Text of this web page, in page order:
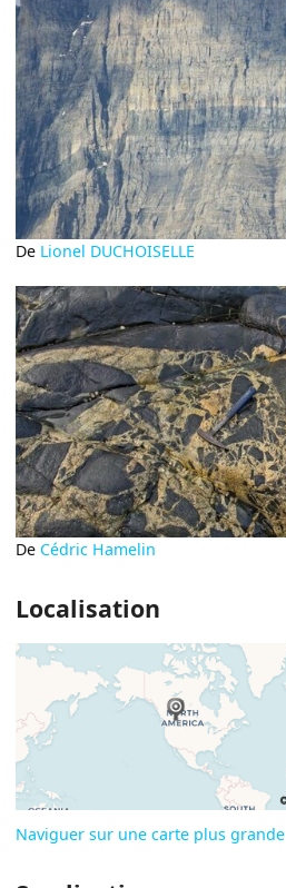
De Lionel DUCHOISELLE
De Cédric Hamelin
Localisation
Naviguer sur une carte plus grande